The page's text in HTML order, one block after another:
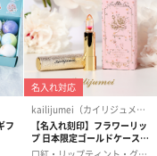
点セット
748円）
バスフラワー
【Thank you
円）